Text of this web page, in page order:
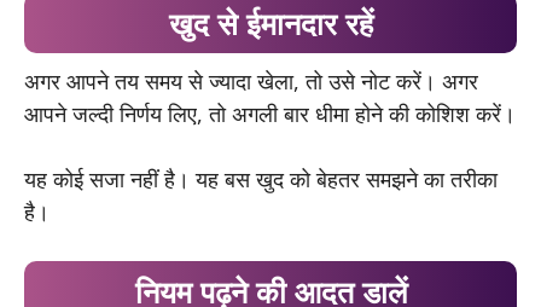
खुद से ईमानदार रहें
अगर आपने तय समय से ज्यादा खेला, तो उसे नोट करें। अगर
आपने जल्दी निर्णय लिए, तो अगली बार धीमा होने की कोशिश करें।
यह कोई सजा नहीं है। यह बस खुद को बेहतर समझने का तरीका
है।
नियम पढ़ने की आदत डालें